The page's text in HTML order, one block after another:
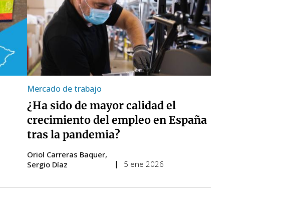
Mercado de trabajo
¿Ha sido de mayor calidad el
crecimiento del empleo en España
tras la pandemia?
Oriol Carreras Baquer
Sergio Díaz
5 ene 2026